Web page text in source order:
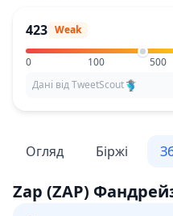
423 Weak
0 100 500
Дані від TweetScout
Огляд Біржі
Zap (ZAP)